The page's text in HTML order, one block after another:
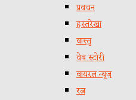
प्रवचन
हस्तरेखा
वास्तु
वेब स्टोरी
वायरल न्यूज़
रत्न